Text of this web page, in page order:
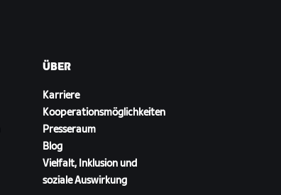
ÜBER
Karriere
Kooperationsmöglichkeiten
Presseraum
Blog
Vielfalt, Inklusion und
soziale Auswirkung